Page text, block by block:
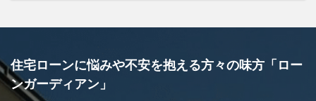
住宅ローンに悩みや不安を抱える方々の味方「ロー
ンガーディアン」